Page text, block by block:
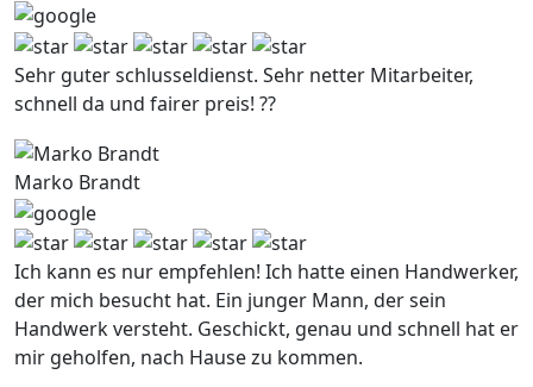
Sehr guter schlusseldienst. Sehr netter Mitarbeiter,
schnell da und fairer preis! ??
Marko Brandt
Ich kann es nur empfehlen! Ich hatte einen Handwerker,
der mich besucht hat. Ein junger Mann, der sein
Handwerk versteht. Geschickt, genau und schnell hat er
mir geholfen, nach Hause zu kommen.